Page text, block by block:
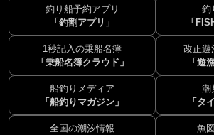
釣り船予約アプリ
「釣割アプリ」
釣
「
1秒記入の乗船名簿
「乗船名簿クラウド」
改正遊
「遊
船釣りメディア
「船釣りマガジン」
潮
「タ
全国の潮汐情報
魚